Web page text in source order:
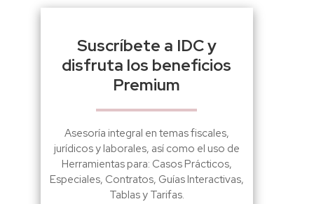
Suscríbete a IDC y
disfruta los beneficios
Premium
Asesoría integral en temas fiscales,
jurídicos y laborales, así como el uso de
Herramientas para: Casos Prácticos,
Especiales, Contratos, Guías Interactivas,
Tablas y Tarifas.